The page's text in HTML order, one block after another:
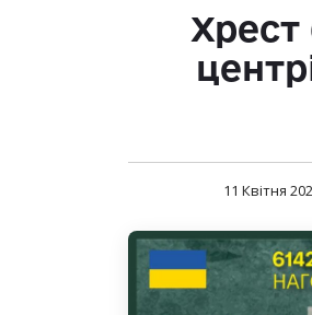
Хрест
11 Квітня